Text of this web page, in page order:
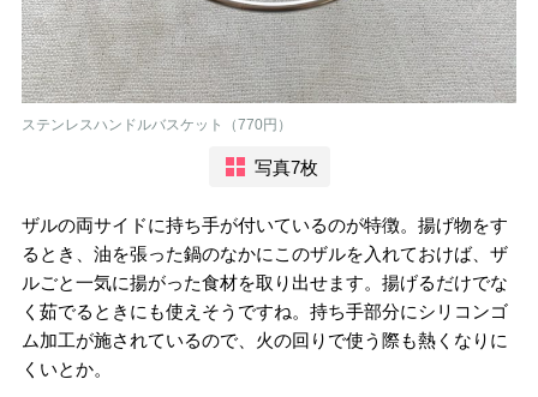
ステンレスハンドルバスケット（770円）
写真7枚
ザルの両サイドに持ち手が付いているのが特徴。揚げ物をす
るとき、油を張った鍋のなかにこのザルを入れておけば、ザ
ルごと一気に揚がった食材を取り出せます。揚げるだけでな
く茹でるときにも使えそうですね。持ち手部分にシリコンゴ
ム加工が施されているので、火の回りで使う際も熱くなりに
くいとか。